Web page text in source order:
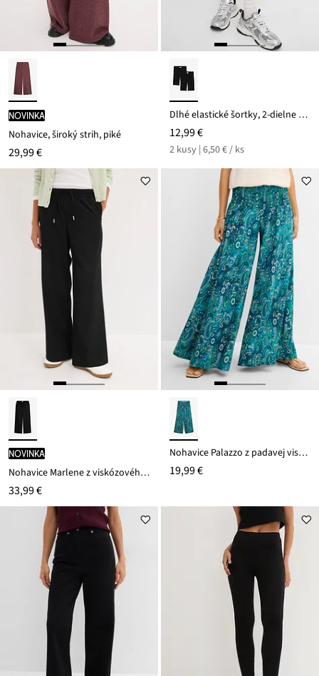
novinka
Nohavice, široký strih, piké
29,99 €
Dlhé elastické šortky, 2-dielne balenie
12,99 €
2 kusy | 6,50 € / ks
novinka
Nohavice Marlene z viskózového mixu
33,99 €
Nohavice Palazzo z padavej viskózy
19,99 €